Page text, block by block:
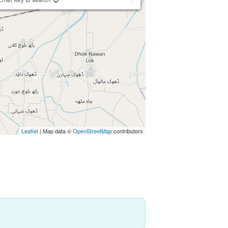
Leaflet | Map data ©OpenStreetMapcontributors